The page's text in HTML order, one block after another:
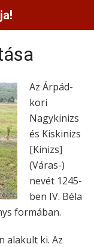
Az Árpád-
kori
Nagykinizs
és Kiskinizs
[Kinizs]
(Váras-)
nevét 1245-
ben IV. Béla
formában.
alakult ki. Az